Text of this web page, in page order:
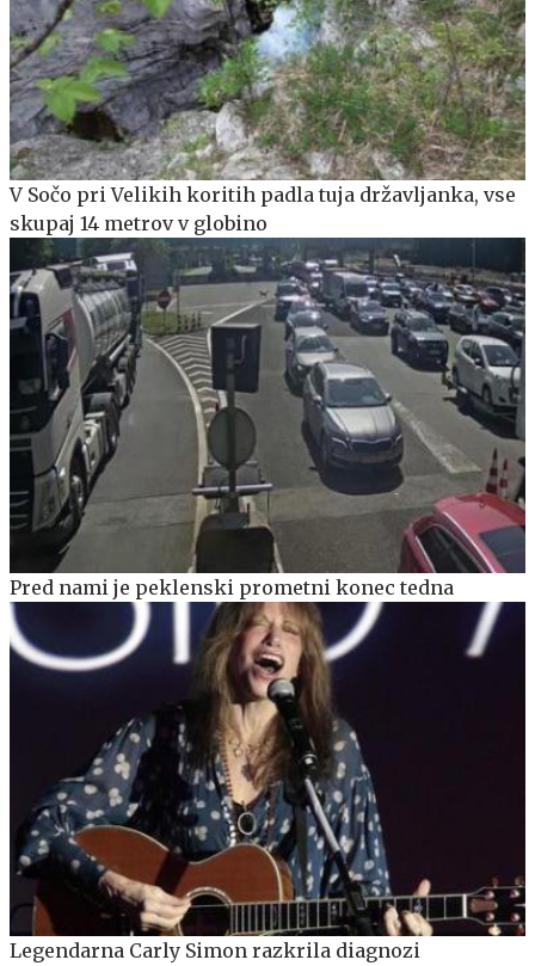
V Sočo pri Velikih koritih padla tuja državljanka, vse
skupaj 14 metrov v globino
Pred nami je peklenski prometni konec tedna
Legendarna Carly Simon razkrila diagnozi